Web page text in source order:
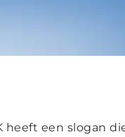
heeft een slogan